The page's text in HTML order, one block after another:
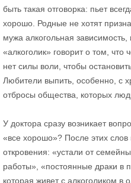
быть такая отговорка: пьет
хорошо. Родные не хотят
мужа алкогольная
«алкоголик» говорит о том, что
нет силы воли, чтобы
Любители выпить, особенно, с
отбросы общества, которых
У доктора сразу возникает
«все хорошо»? После этих
откровения: «устали от
работы», «постоянные драки в
которая живет с алкоголиком в